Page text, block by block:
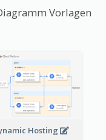
Vorlagen
Hosting